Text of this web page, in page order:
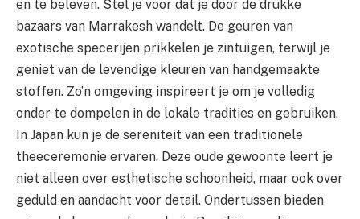
en te beleven. Stel je voor dat je door de drukke
bazaars van Marrakesh wandelt. De geuren van
exotische specerijen prikkelen je zintuigen, terwijl je
geniet van de levendige kleuren van handgemaakte
stoffen. Zo’n omgeving inspireert je om je volledig
onder te dompelen in de lokale tradities en gebruiken.
In Japan kun je de sereniteit van een traditionele
theeceremonie ervaren. Deze oude gewoonte leert je
niet alleen over esthetische schoonheid, maar ook over
geduld en aandacht voor detail. Ondertussen bieden